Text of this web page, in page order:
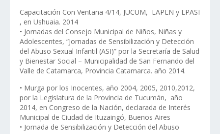
Capacitación Con Ventana 4/14, JUCUM, LAPEN y EPASI
, en Ushuaia. 2014
• Jornadas del Consejo Municipal de Niños, Niñas y
Adolescentes, “Jornadas de Sensibilización y Detección
del Abuso Sexual Infantil (ASI)” por la Secretaría de Salud
y Bienestar Social – Municipalidad de San Fernando del
Valle de Catamarca, Provincia Catamarca. año 2014.
• Murga por los Inocentes, año 2004, 2005, 2010,2012,
por la Legislatura de la Provincia de Tucumán, año
2014, en Congreso de la Nación, declarada de Interés
Municipal de Ciudad de Ituzaingó, Buenos Aires
• Jornada de Sensibilización y Detección del Abuso